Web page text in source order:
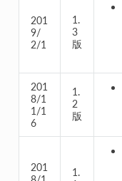
201
9/
2/1
1.
3
版
201
8/1
1/1
6
1.
2
版
201
1.